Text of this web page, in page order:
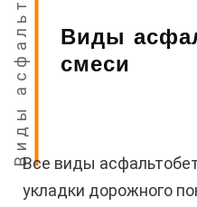
Виды асфальта
Виды
смеси
Все виды
укладки дорожного